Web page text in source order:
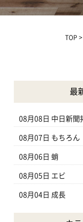
TOP >
最
08月08日 中日新聞
08月07日 もちろん
08月06日 蛸
08月05日 エビ
08月04日 成長